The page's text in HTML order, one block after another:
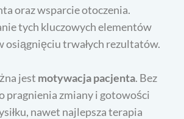
oraz wsparcie otoczenia.
tych kluczowych elementów
osiągnięciu trwałych rezultatów.
jest motywacja pacjenta. Bez
pragnienia zmiany i gotowości
nawet najlepsza terapia